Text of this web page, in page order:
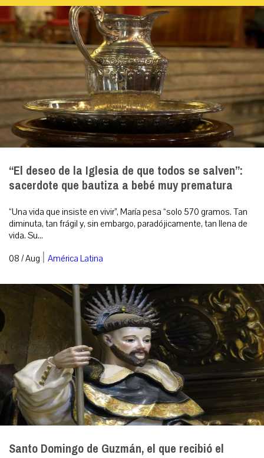
“El deseo de la Iglesia de que todos se salven”:
sacerdote que bautiza a bebé muy prematura
“Una vida que insiste en vivir”, María pesa “solo 570 gramos. Tan
diminuta, tan frágil y, sin embargo, paradójicamente, tan llena de
vida. Su...
08 / Aug | América Latina
Santo Domingo de Guzmán, el que recibió el